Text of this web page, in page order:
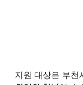
지원 대상은 부천